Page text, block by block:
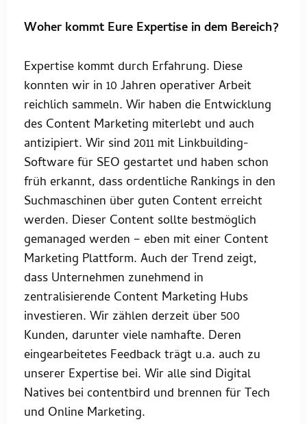
Woher kommt Eure Expertise in dem Bereich?
Expertise kommt durch Erfahrung. Diese
konnten wir in 10 Jahren operativer Arbeit
reichlich sammeln. Wir haben die Entwicklung
des Content Marketing miterlebt und auch
antizipiert. Wir sind 2011 mit Linkbuilding-
Software für SEO gestartet und haben schon
früh erkannt, dass ordentliche Rankings in den
Suchmaschinen über guten Content erreicht
werden. Dieser Content sollte bestmöglich
gemanaged werden – eben mit einer Content
Marketing Plattform. Auch der Trend zeigt,
dass Unternehmen zunehmend in
zentralisierende Content Marketing Hubs
investieren. Wir zählen derzeit über 500
Kunden, darunter viele namhafte. Deren
eingearbeitetes Feedback trägt u.a. auch zu
unserer Expertise bei. Wir alle sind Digital
Natives bei contentbird und brennen für Tech
und Online Marketing.